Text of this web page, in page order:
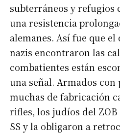
subterráneos y refugios
una resistencia
alemanes. Así fue que el
nazis encontraron las
combatientes están
una señal. Armados con
muchas de fabricación
rifles, los judíos del
SS y la obligaron a